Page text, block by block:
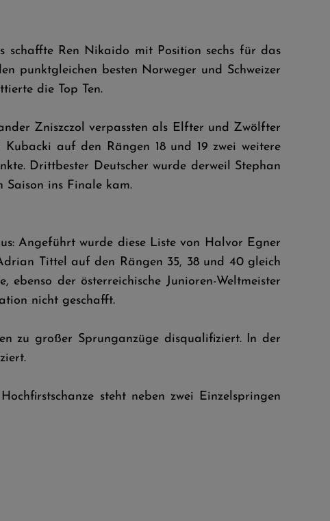
schaffte Ren Nikaido mit Position sechs für das
punktgleichen besten Norweger und Schweizer
die Top Ten.
Zniszczol verpassten als Elfter und Zwölfter
auf den Rängen 18 und 19 zwei weitere
Drittbester Deutscher wurde derweil Stephan
Saison ins Finale kam.
Angeführt wurde diese Liste von Halvor Egner
Tittel auf den Rängen 35, 38 und 40 gleich
der österreichische Junioren-Weltmeister
nicht geschafft.
zu großer Sprunganzüge disqualifiziert. In der
steht neben zwei Einzelspringen